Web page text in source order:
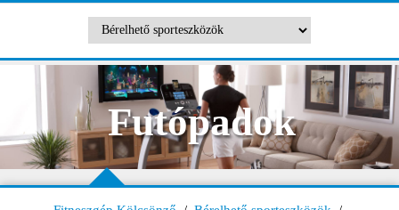
Futópadok